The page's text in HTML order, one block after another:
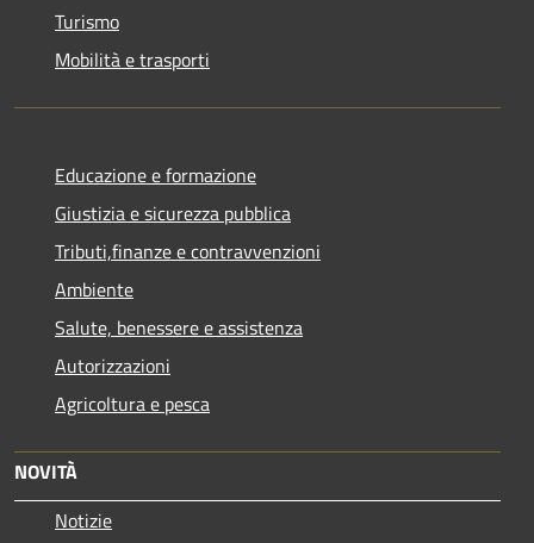
Turismo
Mobilità e trasporti
Educazione e formazione
Giustizia e sicurezza pubblica
Tributi,finanze e contravvenzioni
Ambiente
Salute, benessere e assistenza
Autorizzazioni
Agricoltura e pesca
NOVITÀ
Notizie